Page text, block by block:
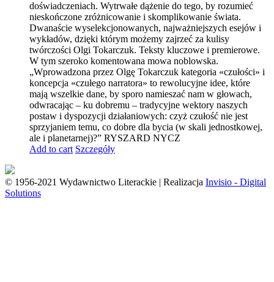
doświadczeniach. Wytrwałe dążenie do tego, by rozumieć
nieskończone zróżnicowanie i skomplikowanie świata.
Dwanaście wyselekcjonowanych, najważniejszych esejów i
wykładów, dzięki którym możemy zajrzeć za kulisy
twórczości Olgi Tokarczuk. Teksty kluczowe i premierowe.
W tym szeroko komentowana mowa noblowska.
„Wprowadzona przez Olgę Tokarczuk kategoria «czułości» i
koncepcja «czułego narratora» to rewolucyjne idee, które
mają wszelkie dane, by sporo namieszać nam w głowach,
odwracając – ku dobremu – tradycyjne wektory naszych
postaw i dyspozycji działaniowych: czyż czułość nie jest
sprzyjaniem temu, co dobre dla bycia (w skali jednostkowej,
ale i planetarnej)?” RYSZARD NYCZ
Add to cart Szczegóły
© 1956-2021 Wydawnictwo Literackie | Realizacja Invisio - Digital
Solutions